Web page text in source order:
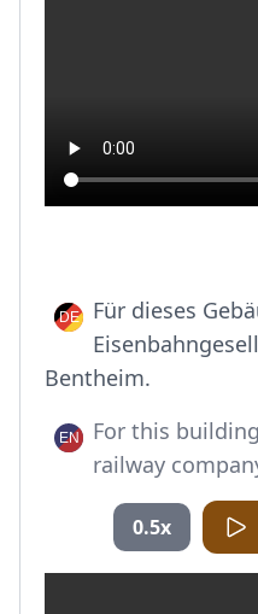
Für dieses
Bentheim.
For this
railway
0.5x